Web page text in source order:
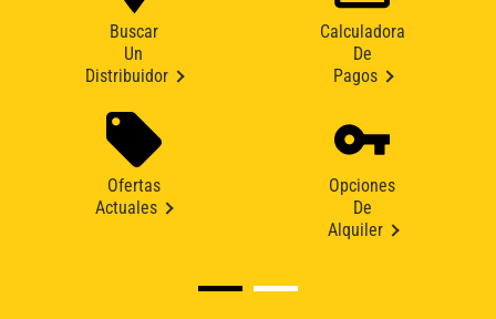
Buscar
Un
Distribuidor
Calculadora
De
Pagos
Ofertas
Actuales
Opciones
De
Alquiler